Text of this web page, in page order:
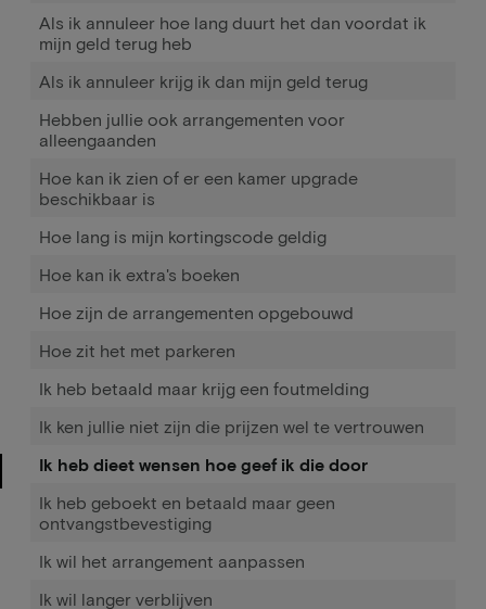
Als ik annuleer hoe lang duurt het dan voordat ik
mijn geld terug heb
Als ik annuleer krijg ik dan mijn geld terug
Hebben jullie ook arrangementen voor
alleengaanden
Hoe kan ik zien of er een kamer upgrade
beschikbaar is
Hoe lang is mijn kortingscode geldig
Hoe kan ik extra's boeken
Hoe zijn de arrangementen opgebouwd
Hoe zit het met parkeren
Ik heb betaald maar krijg een foutmelding
Ik ken jullie niet zijn die prijzen wel te vertrouwen
Ik heb dieet wensen hoe geef ik die door
Ik heb geboekt en betaald maar geen
ontvangstbevestiging
Ik wil het arrangement aanpassen
Ik wil langer verblijven